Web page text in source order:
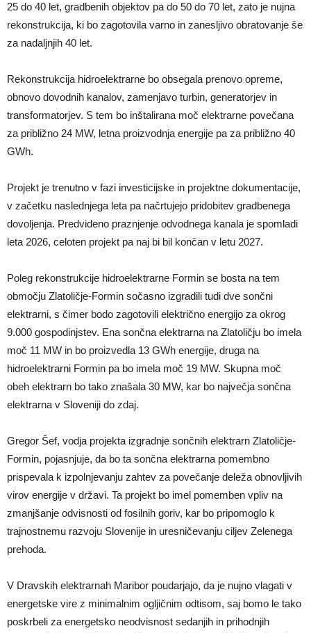
25 do 40 let, gradbenih objektov pa do 50 do 70 let, zato je nujna
rekonstrukcija, ki bo zagotovila varno in zanesljivo obratovanje še
za nadaljnjih 40 let.
Rekonstrukcija hidroelektrarne bo obsegala prenovo opreme,
obnovo dovodnih kanalov, zamenjavo turbin, generatorjev in
transformatorjev. S tem bo inštalirana moč elektrarne povečana
za približno 24 MW, letna proizvodnja energije pa za približno 40
GWh.
Projekt je trenutno v fazi investicijske in projektne dokumentacije,
v začetku naslednjega leta pa načrtujejo pridobitev gradbenega
dovoljenja. Predvideno praznjenje odvodnega kanala je spomladi
leta 2026, celoten projekt pa naj bi bil končan v letu 2027.
Poleg rekonstrukcije hidroelektrarne Formin se bosta na tem
območju Zlatoličje-Formin sočasno izgradili tudi dve sončni
elektrarni, s čimer bodo zagotovili električno energijo za okrog
9.000 gospodinjstev. Ena sončna elektrarna na Zlatoličju bo imela
moč 11 MW in bo proizvedla 13 GWh energije, druga na
hidroelektrarni Formin pa bo imela moč 19 MW. Skupna moč
obeh elektrarn bo tako znašala 30 MW, kar bo največja sončna
elektrarna v Sloveniji do zdaj.
Gregor Šef, vodja projekta izgradnje sončnih elektrarn Zlatoličje-
Formin, pojasnjuje, da bo ta sončna elektrarna pomembno
prispevala k izpolnjevanju zahtev za povečanje deleža obnovljivih
virov energije v državi. Ta projekt bo imel pomemben vpliv na
zmanjšanje odvisnosti od fosilnih goriv, kar bo pripomoglo k
trajnostnemu razvoju Slovenije in uresničevanju ciljev Zelenega
prehoda.
V Dravskih elektrarnah Maribor poudarjajo, da je nujno vlagati v
energetske vire z minimalnim ogljičnim odtisom, saj bomo le tako
poskrbeli za energetsko neodvisnost sedanjih in prihodnjih